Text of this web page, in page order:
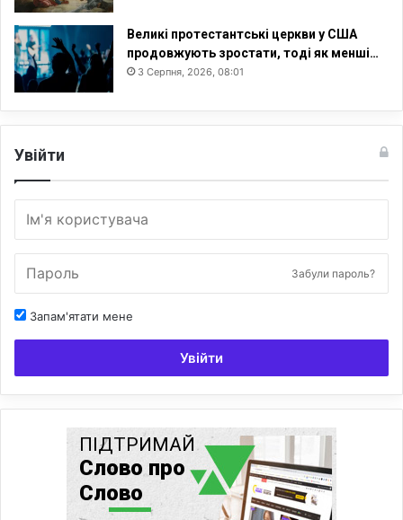
Великі протестантські церкви у США
продовжують зростати, тоді як менші…
3 Серпня, 2026, 08:01
Увійти
Забули пароль?
Запам'ятати мене
Увійти